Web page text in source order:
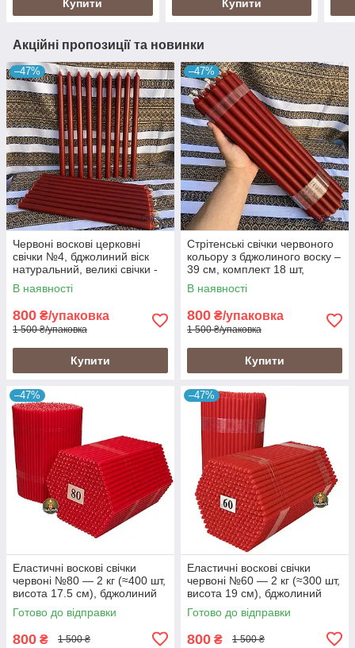
Купити Купити
Акційні пропозиції та новинки
–47%
Червоні воскові церковні
свічки №4, бджолиний віск
натуральний, великі свічки -
39 см, тривале горіння (18
шт.)
В наявності
800 ₴/упаковка
1 500 ₴/упаковка
Купити
–47%
Стрітенські свічки червоного
кольору з бджолиного воску –
39 см, комплект 18 шт,
рівномірне горіння до 16
годин
В наявності
800 ₴/упаковка
1 500 ₴/упаковка
Купити
–47%
Еластичні воскові свічки
червоні №80 — 2 кг (≈400 шт,
висота 17.5 см), бджолиний
віск
Готово до відправки
800 ₴ 1 500 ₴
–47%
Еластичні воскові свічки
червоні №60 — 2 кг (≈300 шт,
висота 19 см), бджолиний
віск
Готово до відправки
800 ₴ 1 500 ₴